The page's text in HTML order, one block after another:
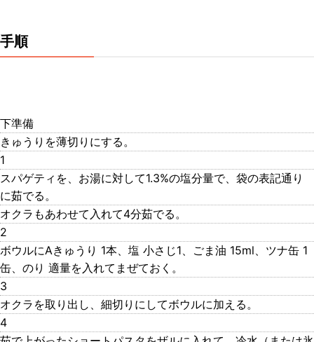
手順
下準備
きゅうりを薄切りにする。
1
スパゲティを、お湯に対して1.3%の塩分量で、袋の表記通り
に茹でる。
オクラもあわせて入れて4分茹でる。
2
ボウルにAきゅうり 1本、塩 小さじ1、ごま油 15ml、ツナ缶 1
缶、のり 適量を入れてまぜておく。
3
オクラを取り出し、細切りにしてボウルに加える。
4